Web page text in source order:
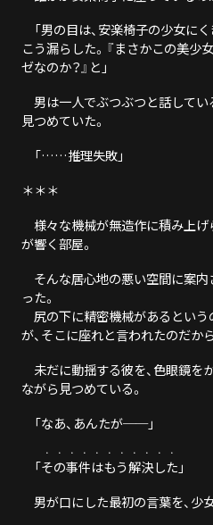
「男の目は、安楽椅子の少女に
こう漏らした。『まさかこの美少
ゼなのか？』と」
男は一人でぶつぶつと話してい
見つめていた。
「……推理失敗」
＊＊＊
様々な機械が無造作に積み上げ
が響く部屋。
そんな居心地の悪い空間に案内
った。
尻の下に精密機械があるとい
が、そこに座れと言われたのだか
未だに動揺する彼を、色眼鏡を
ながら見つめている。
「なあ、あんたが──」
「その事件はもう解決した
・・・・・・・・・・・
」
男が口にした最初の言葉を、少